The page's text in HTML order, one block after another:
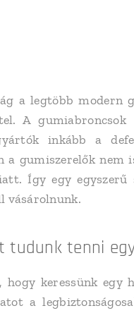
a legtöbb modern
A
inkább a
a gumiszerelők nem
Így egy
vásárolnunk.
tudunk tenni
hogy keressünk egy
a